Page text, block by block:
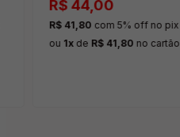
R$ 44,00
R$ 41,80 com 5% off no pix
ou 1x de R$ 41,80 no cartão